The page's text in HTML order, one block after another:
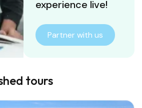
experience live!
Partner with us
tours